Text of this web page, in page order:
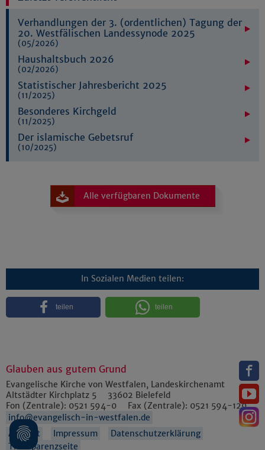
Verhandlungen der 3. (ordentlichen) Tagung der
20. Westfälischen Landessynode 2025
(05/2026)
Haushaltsbuch 2026
(02/2026)
Statistischer Jahresbericht 2025
(11/2025)
Besonderes Kirchgeld
(11/2025)
Der islamische Gebetsruf
(10/2025)
Alle verfügbaren Dokumente
In Sozialen Medien teilen:
teilen teilen
Glauben aus gutem Grund
Evangelische Kirche von Westfalen, Landeskirchenamt
Altstädter Kirchplatz 5
33602 Bielefeld
Fon (Zentrale): 0521 594-0 Fax (Zentrale): 0521 594-129
info@evangelisch-in-westfalen.de
Anfahrt
Impressum
Datenschutzerklärung
Transparenzseite